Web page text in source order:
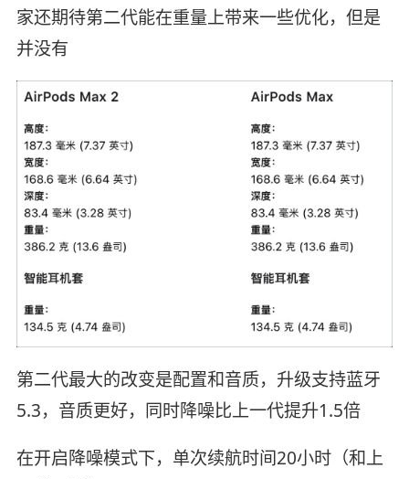
家还期待第二代能在重量上带来一些优化，但是
并没有
第二代最大的改变是配置和音质，升级支持蓝牙
5.3，音质更好，同时降噪比上一代提升1.5倍
在开启降噪模式下，单次续航时间20小时（和上